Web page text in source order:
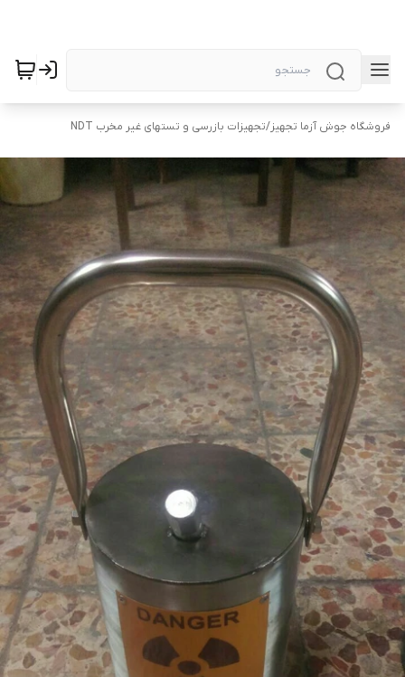
فروشگاه جوش آزما تجهیز/تجهیزات بازرسی و تستهای غیر مخرب NDT